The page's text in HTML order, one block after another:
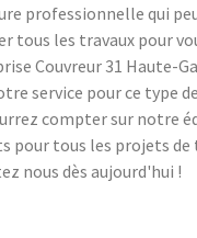
professionnelle qui
tous les travaux pour
Couvreur 31 Haute-
service pour ce type
compter sur notre
pour tous les projets
nous dès aujourd'hui !